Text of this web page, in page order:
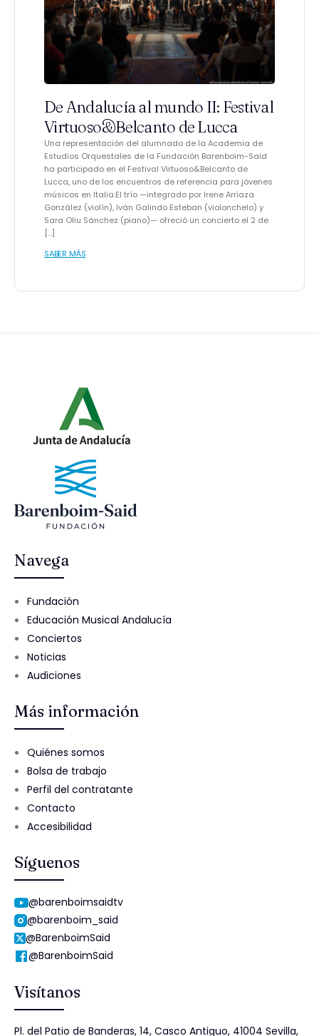
De Andalucía al mundo II: Festival
Virtuoso&Belcanto de Lucca
Una representación del alumnado de la Academia de
Estudios Orquestales de la Fundación Barenboim-Said
ha participado en el Festival Virtuoso&Belcanto de
Lucca, uno de los encuentros de referencia para jóvenes
músicos en Italia.El trío —integrado por Irene Arriaza
González (violín), Iván Galindo Esteban (violonchelo) y
Sara Oliu Sánchez (piano)— ofreció un concierto el 2 de
[…]
SABER MÁS
Navega
Fundación
Educación Musical Andalucía
Conciertos
Noticias
Audiciones
Más información
Quiénes somos
Bolsa de trabajo
Perfil del contratante
Contacto
Accesibilidad
Síguenos
@barenboimsaidtv
@barenboim_said
@BarenboimSaid
@BarenboimSaid
Visítanos
Pl. del Patio de Banderas, 14, Casco Antiguo, 41004 Sevilla,